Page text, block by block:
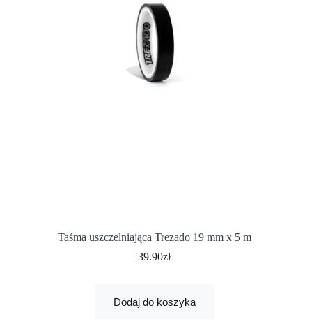
Taśma uszczelniająca Trezado 19 mm x 5 m
39.90zł
Dodaj do koszyka